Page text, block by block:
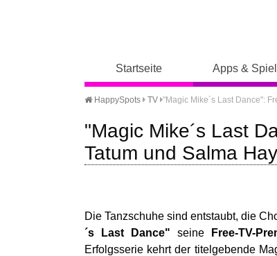
Startseite Apps &
HappySpots TV "Magic Mike´s Last Dance":
"Magic Mike´s Last
Tatum und Salma
Die Tanzschuhe sind entstaubt, die
´s Last Dance" seine Free-TV-
Erfolgsserie kehrt der titelgebende